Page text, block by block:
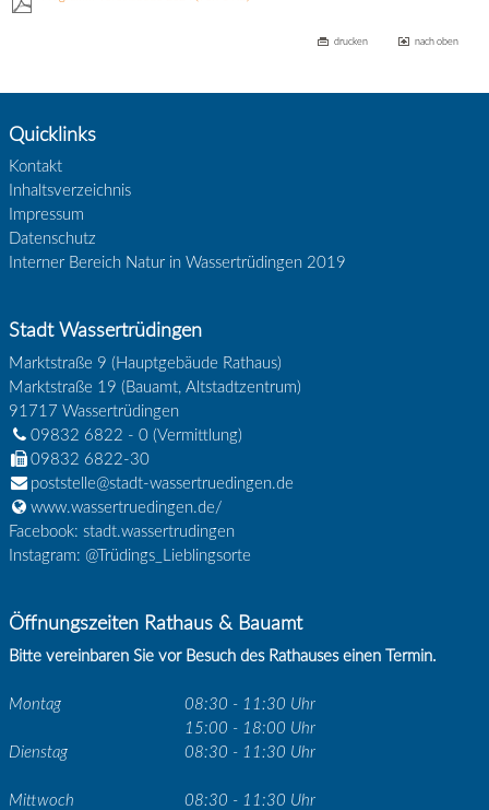
drucken nach oben
Quicklinks
Kontakt
Inhaltsverzeichnis
Impressum
Datenschutz
Interner Bereich Natur in Wassertrüdingen 2019
Stadt Wassertrüdingen
Marktstraße 9 (Hauptgebäude Rathaus)
Marktstraße 19 (Bauamt, Altstadtzentrum)
91717 Wassertrüdingen
09832 6822 - 0(Vermittlung)
09832 6822-30
poststelle@stadt-wassertruedingen.de
www.wassertruedingen.de/
Facebook: stadt.wassertrudingen
Instagram: @Trüdings_Lieblingsorte
Öffnungszeiten Rathaus & Bauamt
Bitte vereinbaren Sie vor Besuch des Rathauses einen Termin.
Montag
08:30 - 11:30 Uhr
15:00 - 18:00 Uhr
Dienstag
08:30 - 11:30 Uhr
Mittwoch 08:30 - 11:30 Uhr